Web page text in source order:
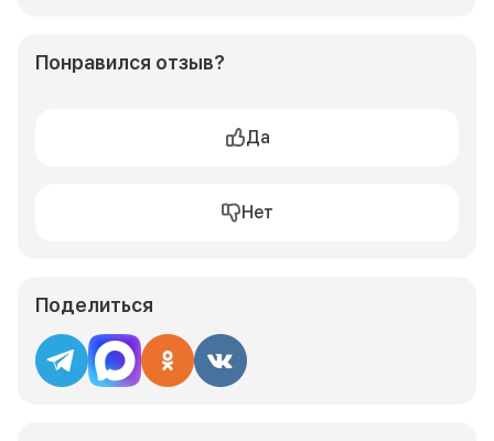
Понравился отзыв?
Да
Нет
Поделиться